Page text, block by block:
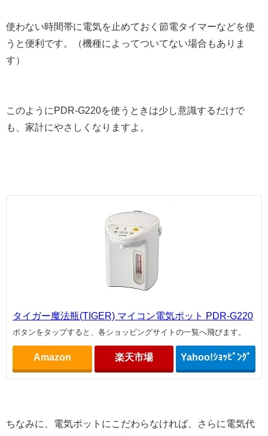
使わない時間帯に電気を止めておく節電タイマーなどを使
うと便利です。（機種によってついてない場合もありま
す）
このようにPDR-G220を使うときは少し意識するだけで
も、家計にやさしくなりますよ。
タイガー魔法瓶(TIGER) マイコン電気ポット PDR-G220
ボタンをタップすると、各ショッピングサイトの一覧へ飛びます。
Amazon 楽天市場 Yahoo!ｼｮｯﾋﾟﾝｸﾞ
ちなみに、電気ポットにこだわらなければ、さらに電気代